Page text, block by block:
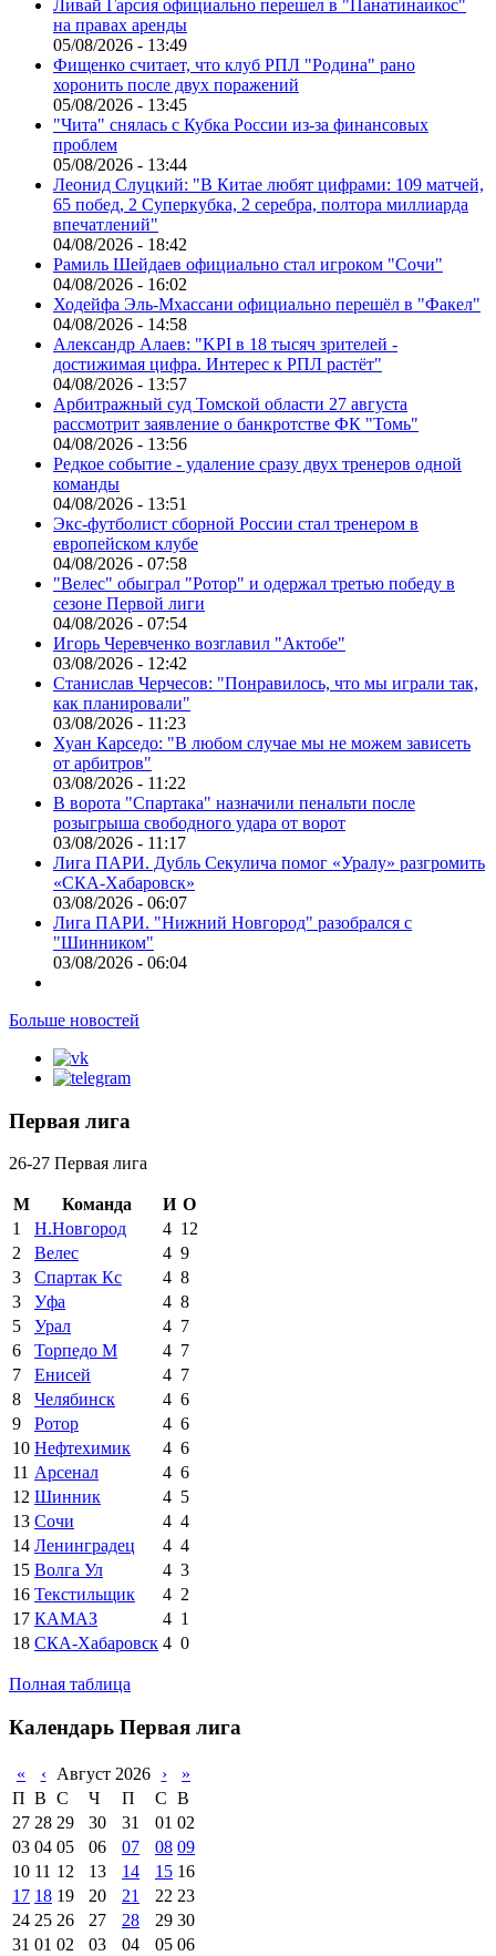
Ливай Гарсия официально перешел в "Панатинаикос"
на правах аренды
05/08/2026 - 13:49
Фищенко считает, что клуб РПЛ "Родина" рано
хоронить после двух поражений
05/08/2026 - 13:45
"Чита" снялась с Кубка России из-за финансовых
проблем
05/08/2026 - 13:44
Леонид Слуцкий: "В Китае любят цифрами: 109 матчей,
65 побед, 2 Суперкубка, 2 серебра, полтора миллиарда
впечатлений"
04/08/2026 - 18:42
Рамиль Шейдаев официально стал игроком "Сочи"
04/08/2026 - 16:02
Ходейфа Эль-Мхассани официально перешёл в "Факел"
04/08/2026 - 14:58
Александр Алаев: "KPI в 18 тысяч зрителей -
достижимая цифра. Интерес к РПЛ растёт"
04/08/2026 - 13:57
Арбитражный суд Томской области 27 августа
рассмотрит заявление о банкротстве ФК "Томь"
04/08/2026 - 13:56
Редкое событие - удаление сразу двух тренеров одной
команды
04/08/2026 - 13:51
Экс-футболист сборной России стал тренером в
европейском клубе
04/08/2026 - 07:58
"Велес" обыграл "Ротор" и одержал третью победу в
сезоне Первой лиги
04/08/2026 - 07:54
Игорь Черевченко возглавил "Актобе"
03/08/2026 - 12:42
Станислав Черчесов: "Понравилось, что мы играли так,
как планировали"
03/08/2026 - 11:23
Хуан Карседо: "В любом случае мы не можем зависеть
от арбитров"
03/08/2026 - 11:22
В ворота "Спартака" назначили пенальти после
розыгрыша свободного удара от ворот
03/08/2026 - 11:17
Лига ПАРИ. Дубль Секулича помог «Уралу» разгромить
«СКА-Хабаровск»
03/08/2026 - 06:07
Лига ПАРИ. "Нижний Новгород" разобрался с
"Шинником"
03/08/2026 - 06:04
Больше новостей
Первая лига
26-27 Первая лига
М Команда И О
1
Н.Новгород 4 12
2
Велес 4 9
3
Спартак Кс 4 8
3
Уфа 4 8
5
Урал 4 7
6
Торпедо М 4 7
7
Енисей 4 7
8
Челябинск 4 6
9
Ротор 4 6
10 Нефтехимик 4 6
11 Арсенал 4 6
12 Шинник 4 5
13 Сочи 4 4
14 Ленинградец 4 4
15 Волга Ул 4 3
16 Текстильщик 4 2
17 КАМАЗ 4 1
18 СКА-Хабаровск 4 0
Полная таблица
Календарь Первая лига
« ‹ Август 2026 ›
»
П В С Ч П С В
27 28 29 30 31 01 02
03 04 05 06 07 08 09
10 11 12 13 14 15 16
17 18 19 20 21 22 23
24 25 26 27 28 29 30
31 01 02 03 04 05 06